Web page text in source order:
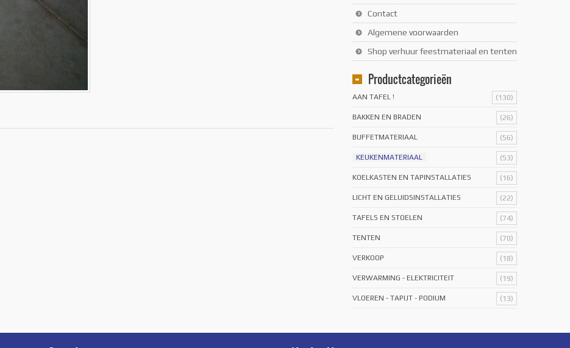
Contact
Algemene voorwaarden
Shop verhuur feestmateriaal en tenten
Productcategorieën
AAN TAFEL ! (130)
BAKKEN EN BRADEN (26)
BUFFETMATERIAAL (56)
KEUKENMATERIAAL (53)
KOELKASTEN EN TAPINSTALLATIES (16)
LICHT EN GELUIDSINSTALLATIES (22)
TAFELS EN STOELEN (74)
TENTEN (70)
VERKOOP (18)
VERWARMING - ELEKTRICITEIT (19)
VLOEREN - TAPIJT - PODIUM (13)